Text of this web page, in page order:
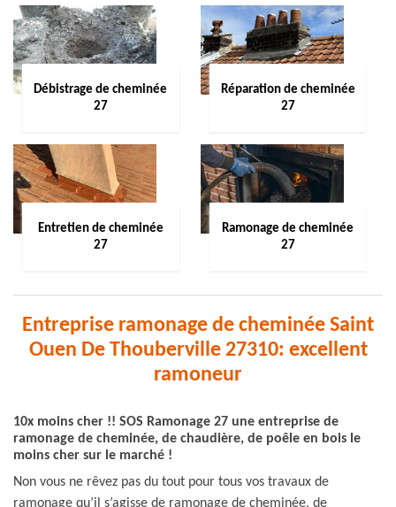
Débistrage de cheminée
27
Réparation de cheminée
27
Entretien de cheminée
27
Ramonage de cheminée
27
Entreprise ramonage de cheminée Saint
Ouen De Thouberville 27310: excellent
ramoneur
10x moins cher !! SOS Ramonage 27 une entreprise de
ramonage de cheminée, de chaudière, de poêle en bois le
moins cher sur le marché !
Non vous ne rêvez pas du tout pour tous vos travaux de
ramonage qu’il s’agisse de ramonage de cheminée, de